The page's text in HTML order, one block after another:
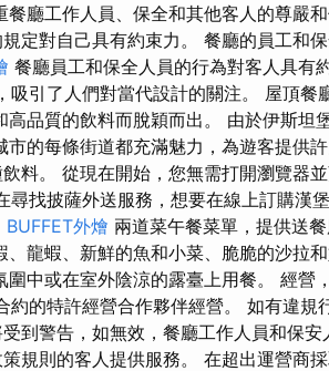
廳工作人員、保全和其他客人的尊嚴
定對自己具有約束力。 餐廳的員工和
餐廳員工和保全人員的行為對客人具有
引了人們對當代設計的關注。 屋頂餐
品質的飲料而脫穎而出。 由於伊斯坦
的每條街道都充滿魅力，為遊客提供
料。 從現在開始，您無需打開瀏覽器
尋找披薩外送服務，想要在線上訂購漢
BUFFET外燴 兩道菜午餐菜單，提供送
龍蝦、新鮮的魚和小菜、脆脆的沙拉
中或在室外陰涼的露臺上用餐。 經營
的特許經營合作夥伴經營。 如有違規
到警告，如無效，餐廳工作人員和保安
規則的客人提供服務。 在超出運營商